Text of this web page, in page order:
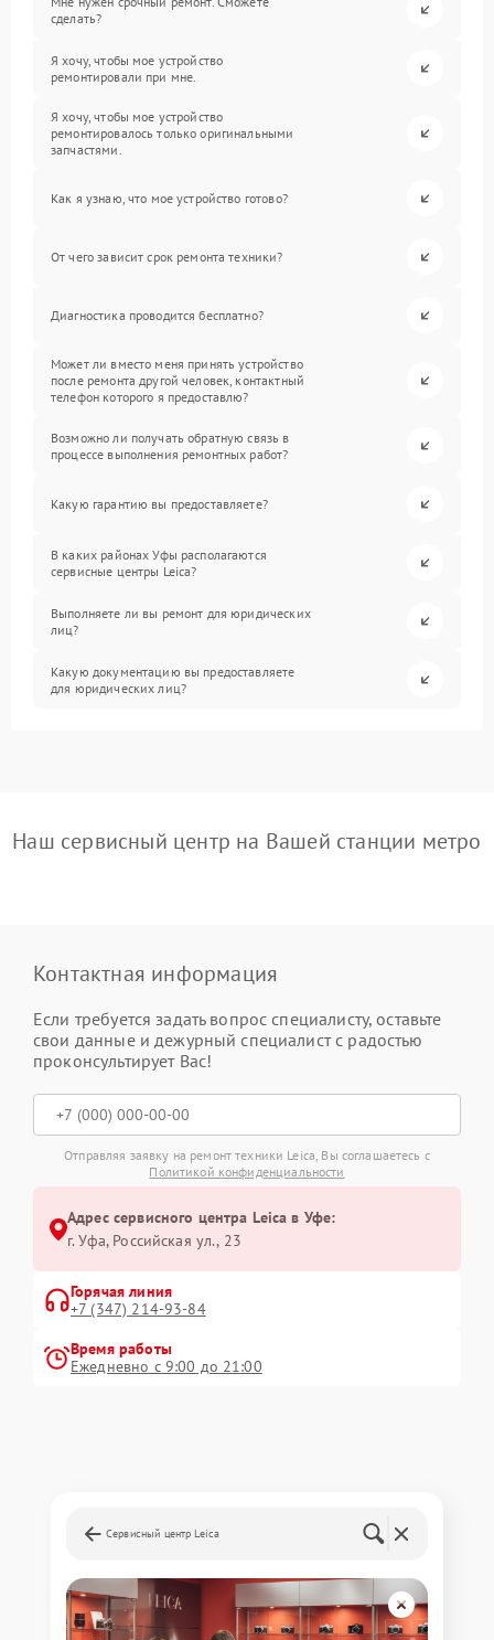
сделать?
Я хочу, чтобы мое устройство
ремонтировали при мне.
Я хочу, чтобы мое устройство
ремонтировалось только оригинальными
запчастями.
Как я узнаю, что мое устройство готово?
От чего зависит срок ремонта техники?
Диагностика проводится бесплатно?
Может ли вместо меня принять устройство
после ремонта другой человек, контактный
телефон которого я предоставлю?
Возможно ли получать обратную связь в
процессе выполнения ремонтных работ?
Какую гарантию вы предоставляете?
В каких районах Уфы располагаются
сервисные центры Leica?
Выполняете ли вы ремонт для юридических
лиц?
Какую документацию вы предоставляете
для юридических лиц?
Наш сервисный центр на Вашей станции метро
Контактная информация
Если требуется задать вопрос специалисту, оставьте
свои данные и дежурный специалист с радостью
проконсультирует Вас!
Отправляя заявку на ремонт техники Leica, Вы соглашаетесь с
Политикой конфиденциальности
Адрес сервисного центра Leica в Уфе:
г. Уфа, Российская ул., 23
Горячая линия
+7 (347) 214-93-84
Время работы
Ежедневно с 9:00 до 21:00
Сервисный центр Leica